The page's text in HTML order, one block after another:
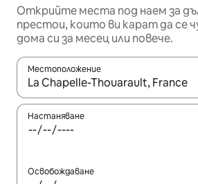
Открийте места под наем за
престои, които ви карат да се
дома си за месец или повече.
Местоположение
Когато резултатите се покажат,
Настаняване
Освобождаване